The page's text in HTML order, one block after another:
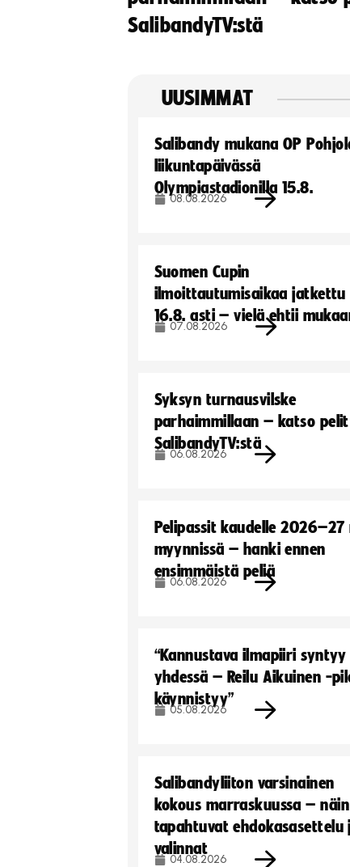
SalibandyTV:stä
UUSIMMAT
Salibandy mukana OP
liikuntapäivässä
Olympiastadionilla 15.8.
08.08.2026
Suomen Cupin
ilmoittautumisaikaa jatkettu
16.8. asti – vielä ehtii
07.08.2026
Syksyn turnausvilske
parhaimmillaan – katso pelit
SalibandyTV:stä
06.08.2026
Pelipassit kaudelle
myynnissä – hanki ennen
ensimmäistä peliä
06.08.2026
“Kannustava ilmapiiri syntyy
yhdessä – Reilu Aikuinen -
käynnistyy”
05.08.2026
Salibandyliiton varsinainen
kokous marraskuussa – näin
tapahtuvat ehdokasasettelu
valinnat
04.08.2026